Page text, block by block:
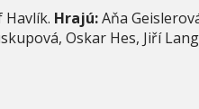
Havlík. Hrajú:Aňa
Oskar Hes, Jiří